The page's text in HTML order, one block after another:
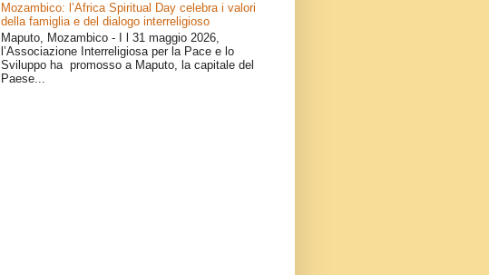
Mozambico: l’Africa Spiritual Day celebra i valori
della famiglia e del dialogo interreligioso
Maputo, Mozambico - I l 31 maggio 2026,
l’Associazione Interreligiosa per la Pace e lo
Sviluppo ha promosso a Maputo, la capitale del
Paese...